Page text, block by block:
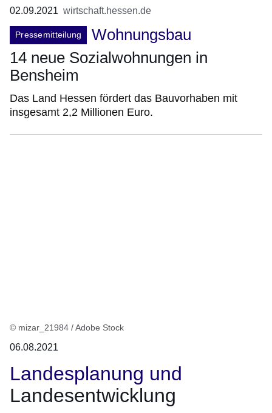
02.09.2021 wirtschaft.hessen.de
Pressemitteilung
Wohnungsbau
14 neue Sozialwohnungen in
Bensheim
Das Land Hessen fördert das Bauvorhaben mit
insgesamt 2,2 Millionen Euro.
© mizar_21984 / Adobe Stock
06.08.2021
Landesplanung und
Landesentwicklung